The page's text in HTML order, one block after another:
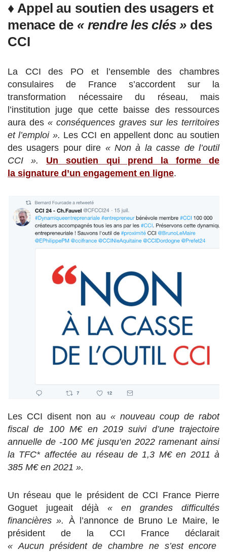
♦ Appel au soutien des usagers et
menace de « rendre les clés » des
CCI
La CCI des PO et l’ensemble des chambres
consulaires de France s’accordent sur la
transformation nécessaire du réseau, mais
l’institution juge que cette baisse des ressources
aura des « conséquences graves sur les territoires
et l’emploi ». Les CCI en appellent donc au soutien
des usagers pour dire « Non à la casse de l’outil
CCI ». Un soutien qui prend la forme de
la signature d’un engagement en ligne.
Les CCI disent non au « nouveau coup de rabot
fiscal de 100 M€ en 2019 suivi d’une trajectoire
annuelle de -100 M€ jusqu’en 2022 ramenant ainsi
la TFC* affectée au réseau de 1,3 M€ en 2011 à
385 M€ en 2021 ».
Un réseau que le président de CCI France Pierre
Goguet jugeait déjà « en grandes difficultés
financières ». À l’annonce de Bruno Le Maire, le
président de la CCI France déclarait
« Aucun président de chambre ne s’est encore